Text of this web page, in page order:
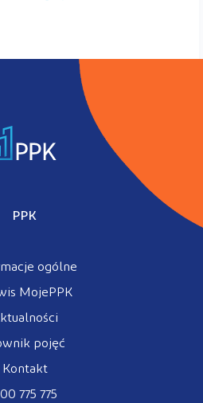
PPK
ogólne
MojePPK
pojęć
Kontakt
775 775